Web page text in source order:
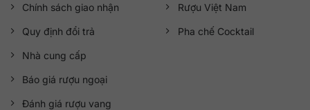
Chính sách giao nhận
Quy định đổi trả
Nhà cung cấp
Báo giá rượu ngoại
Đánh giá rượu vang
Rượu Việt Nam
Pha chế Cocktail